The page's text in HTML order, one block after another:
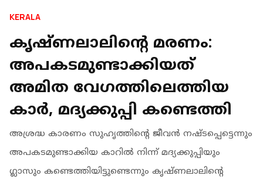
KERALA
കൃഷ്ണലാലിന്റെ മരണം:
അപകടമുണ്ടാക്കിയത്
അമിത വേഗത്തിലെത്തിയ
കാർ, മദ്യക്കുപ്പി കണ്ടെത്തി
അശ്രദ്ധ കാരണം സുഹൃത്തിന്റെ ജീവന്‍ നഷ്ടപ്പെട്ടെന്നും
അപകടമുണ്ടാക്കിയ കാറില്‍ നിന്ന് മദ്യക്കുപ്പിയും
ഗ്ലാസും കണ്ടെത്തിയിട്ടുണ്ടെന്നും കൃഷ്ണലാലിന്റെ